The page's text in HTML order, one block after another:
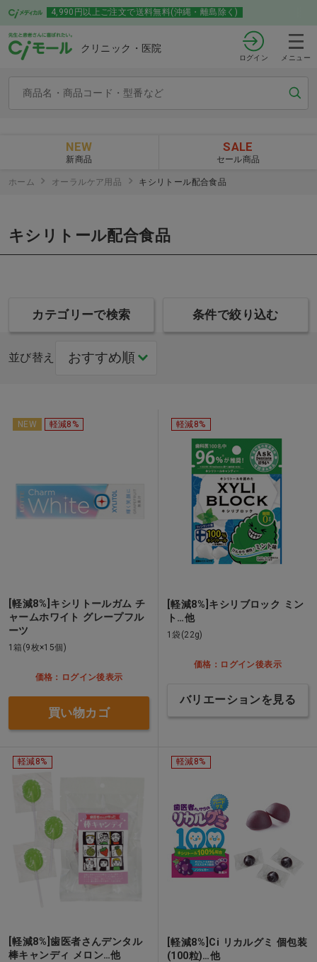
4,990円以上ご注文で送料無料(沖縄・離島除く)
クリニック・医院
ログイン メニュー
NEW
新商品
SALE
セール商品
ホーム オーラルケア用品 キシリトール配合食品
キシリトール配合食品
カテゴリーで検索 条件で絞り込む
並び替え
NEW 軽減8%
[軽減8%]キシリトールガム チ
ャームホワイト グレープフル
ーツ
1箱(9枚×15個)
価格：ログイン後表示
買い物カゴ
軽減8%
[軽減8%]キシリブロック ミン
ト…他
1袋(22g)
価格：ログイン後表示
バリエーションを見る
軽減8%
[軽減8%]歯医者さんデンタル
棒キャンディ メロン…他
軽減8%
[軽減8%]Ci リカルグミ 個包装
(100粒)…他